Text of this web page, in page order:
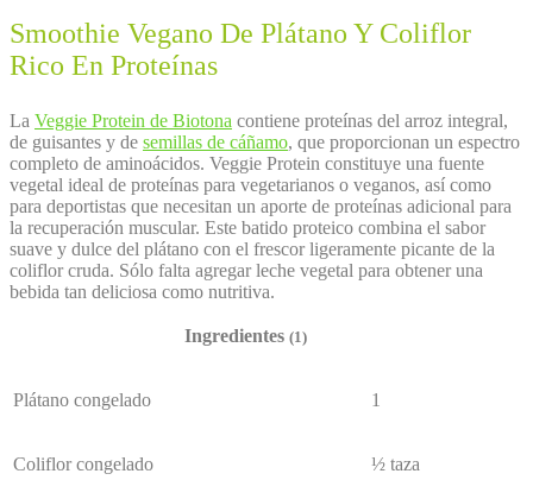
Smoothie Vegano De Plátano Y Coliflor
Rico En Proteínas
La Veggie Protein de Biotona contiene proteínas del arroz integral,
de guisantes y de semillas de cáñamo, que proporcionan un espectro
completo de aminoácidos. Veggie Protein constituye una fuente
vegetal ideal de proteínas para vegetarianos o veganos, así como
para deportistas que necesitan un aporte de proteínas adicional para
la recuperación muscular. Este batido proteico combina el sabor
suave y dulce del plátano con el frescor ligeramente picante de la
coliflor cruda. Sólo falta agregar leche vegetal para obtener una
bebida tan deliciosa como nutritiva.
Ingredientes (1)
Plátano congelado 1
Coliflor congelado ½ taza